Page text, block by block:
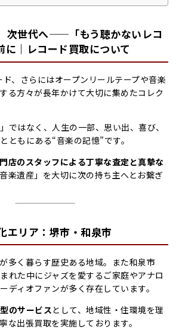
次世代へ——「もう聴かないレコ
に｜レコード買取について
、さらにはオープンリールテープや音楽
る方々が長年かけて大切に集めたコレク
ではなく、人生の一部、思い出、喜び、
ともにある“音楽の記憶”です。
店のスタッフによる丁寧な査定と真摯な
楽遺産」を大切に次の持ち主へとお繋ぎ
エリア：堺市・和泉市
多く暮らす歴史ある地域。また和泉市
れた中にジャズを愛するご家庭やアナロ
ディオファンが多く存在しています。
のサービスとして、地域性・住環境を理
な出張買取を実施しております。